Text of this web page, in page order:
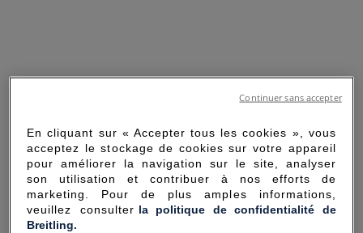
En cliquant sur « Accepter tous les cookies », vous
acceptez le stockage de cookies sur votre appareil
pour améliorer la navigation sur le site, analyser
son utilisation et contribuer à nos efforts de
marketing. Pour de plus amples informations,
veuillez consulter la politique de confidentialité de
Breitling.
Continuer sans accepter